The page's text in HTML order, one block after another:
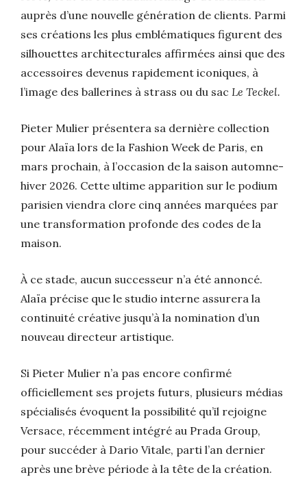
auprès d’une nouvelle génération de clients. Parmi
ses créations les plus emblématiques figurent des
silhouettes architecturales affirmées ainsi que des
accessoires devenus rapidement iconiques, à
l’image des ballerines à strass ou du sac Le Teckel.
Pieter Mulier présentera sa dernière collection
pour Alaïa lors de la Fashion Week de Paris, en
mars prochain, à l’occasion de la saison automne-
hiver 2026. Cette ultime apparition sur le podium
parisien viendra clore cinq années marquées par
une transformation profonde des codes de la
maison.
À ce stade, aucun successeur n’a été annoncé.
Alaïa précise que le studio interne assurera la
continuité créative jusqu’à la nomination d’un
nouveau directeur artistique.
Si Pieter Mulier n’a pas encore confirmé
officiellement ses projets futurs, plusieurs médias
spécialisés évoquent la possibilité qu’il rejoigne
Versace, récemment intégré au Prada Group,
pour succéder à Dario Vitale, parti l’an dernier
après une brève période à la tête de la création.